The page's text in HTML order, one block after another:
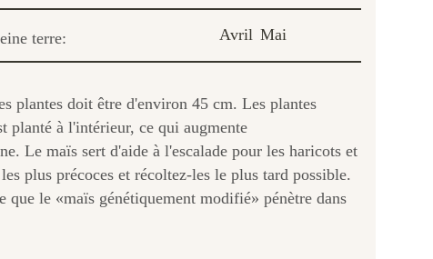
terre: Avril Mai
plantes doit être d'environ 45 cm. Les plantes
planté à l'intérieur, ce qui augmente
Le maïs sert d'aide à l'escalade pour les haricots et
plus précoces et récoltez-les le plus tard possible.
le «maïs génétiquement modifié» pénètre dans